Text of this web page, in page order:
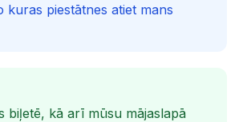
kuras piestātnes atiet mans
biļetē, kā arī mūsu mājaslapā